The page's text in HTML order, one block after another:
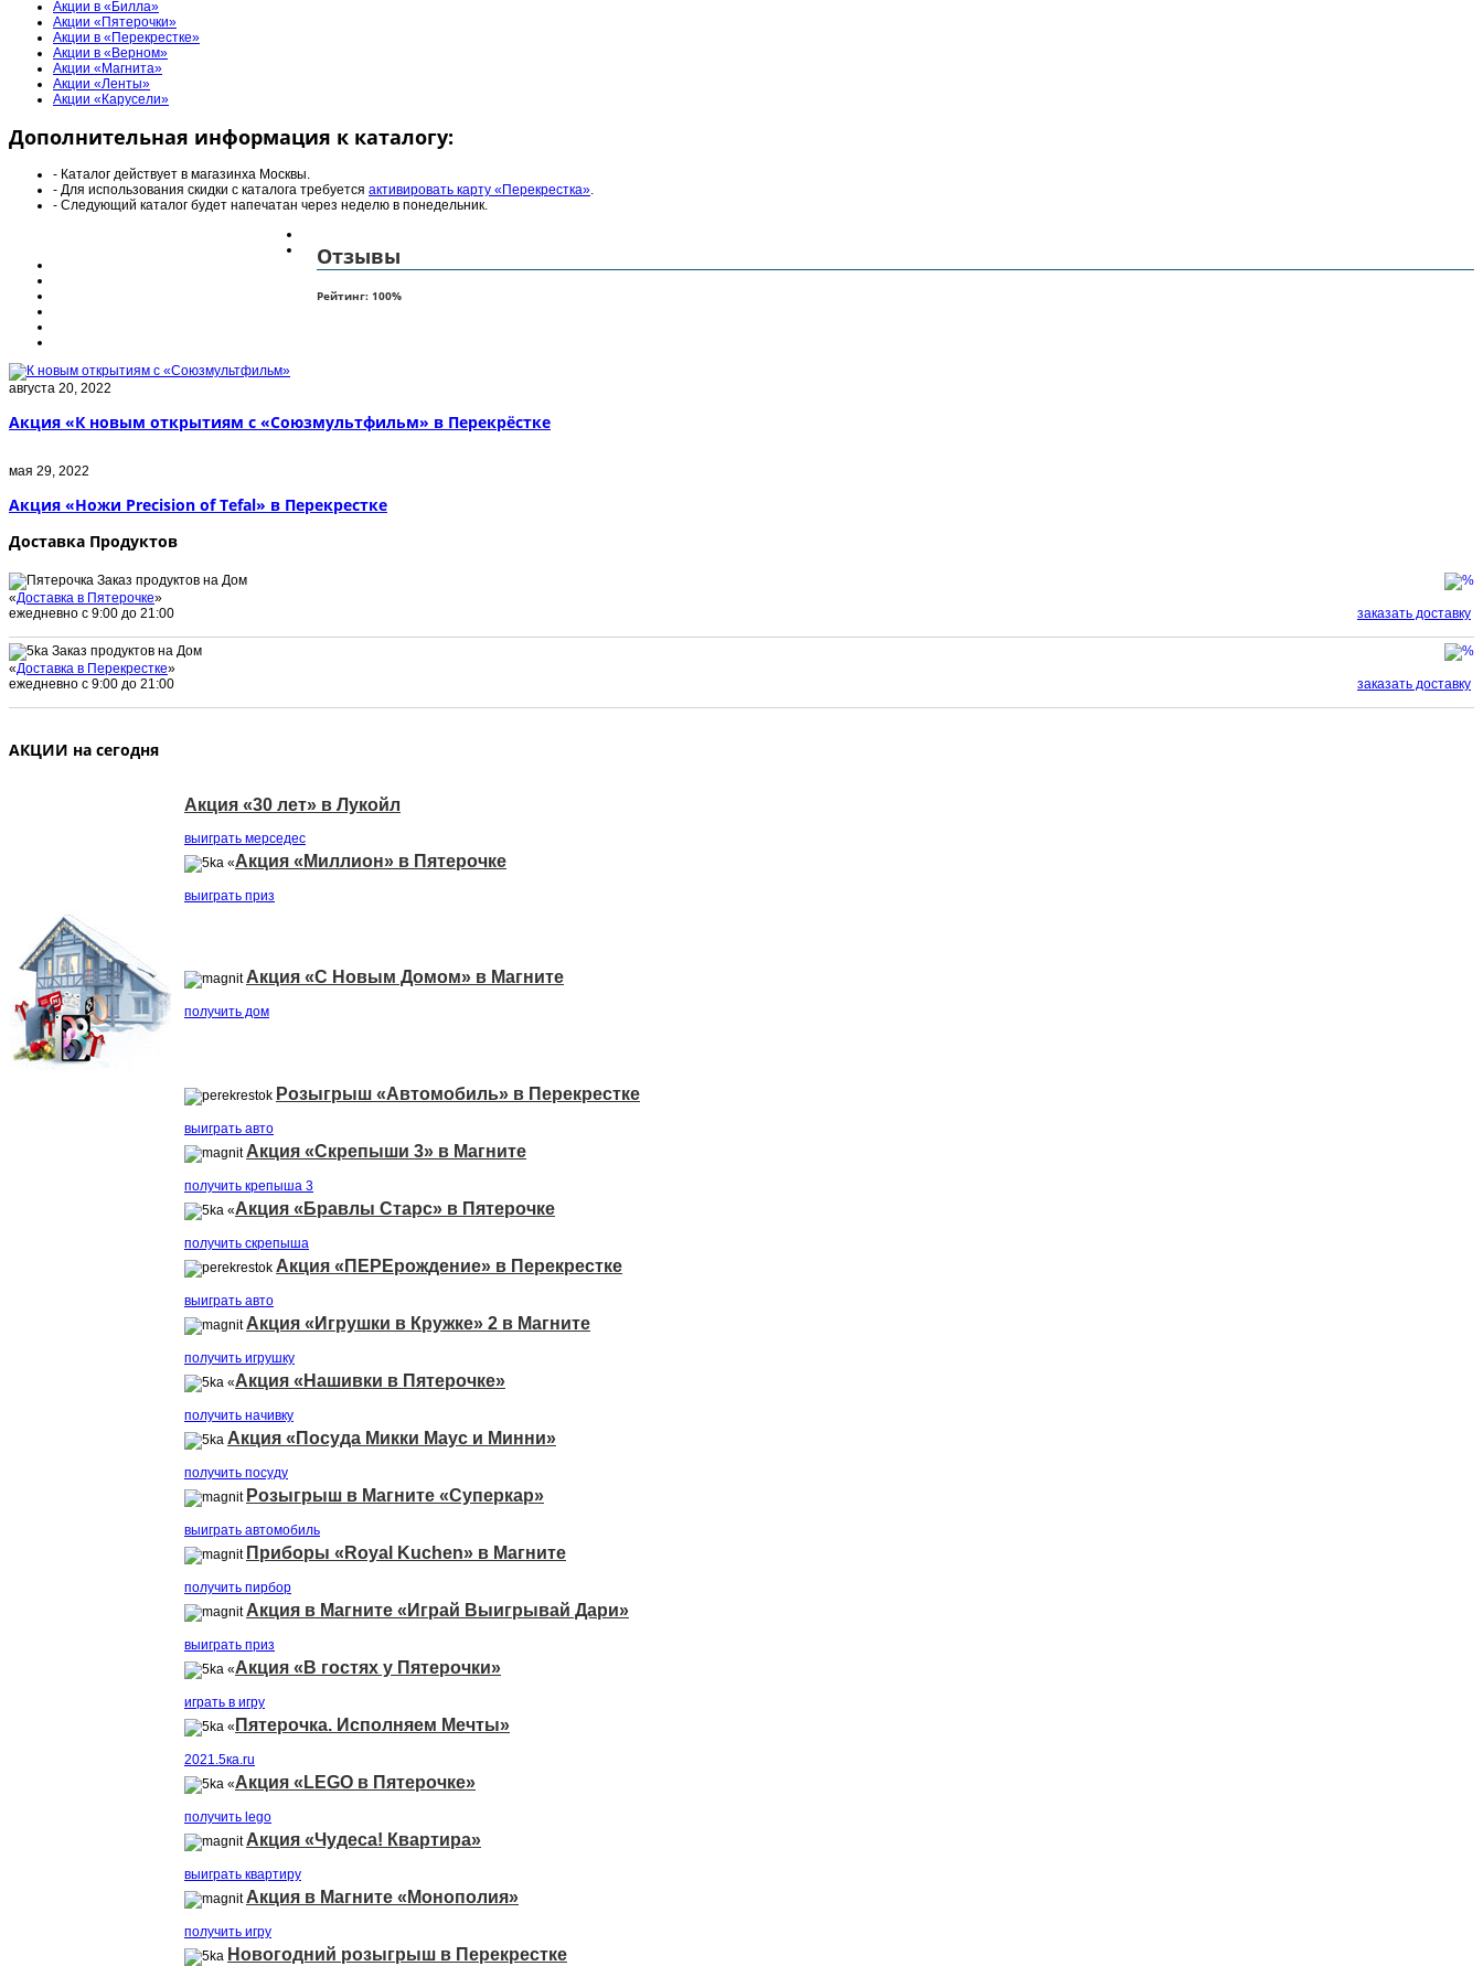
Акции в «Билла»
Акции «Пятерочки»
Акции в «Перекрестке»
Акции в «Верном»
Акции «Магнита»
Акции «Ленты»
Акции «Карусели»
Дополнительная информация к каталогу:
- Каталог действует в магазинха Москвы.
- Для использования скидки с каталога требуется активировать карту «Перекрестка».
- Следующий каталог будет напечатан через неделю в понедельник.
Отзывы
Рейтинг: 100%
августа 20, 2022
Акция «К новым открытиям с «Союзмультфильм» в Перекрёстке
мая 29, 2022
Акция «Ножи Precision of Tefal» в Перекрестке
Доставка Продуктов
Заказ продуктов на Дом
«Доставка в Пятерочке»
ежедневно с 9:00 до 21:00
заказать доставку
Заказ продуктов на Дом
«Доставка в Перекрестке»
ежедневно с 9:00 до 21:00
заказать доставку
АКЦИИ на сегодня
Акция «30 лет» в Лукойл
выиграть мерседеc
«Акция «Миллион» в Пятерочке
выиграть приз
Акция «С Новым Домом» в Магните
получить дом
Розыгрыш «Автомобиль» в Перекрестке
выиграть авто
Акция «Скрепыши 3» в Магните
получить крепыша 3
«Акция «Бравлы Старс» в Пятерочке
получить скрепыша
Акция «ПЕРЕрождение» в Перекрестке
выиграть авто
Акция «Игрушки в Кружке» 2 в Магните
получить игрушку
«Акция «Нашивки в Пятерочке»
получить начивку
Акция «Посуда Микки Маус и Минни»
получить посуду
Розыгрыш в Магните «Суперкар»
выиграть автомобиль
Приборы «Royal Kuchen» в Магните
получить пирбор
Акция в Магните «Играй Выигрывай Дари»
выиграть приз
«Акция «В гостях у Пятерочки»
играть в игру
« Пятерочка. Исполняем Мечты»
2021.5ка.ru
«Акция «LEGO в Пятерочке»
получить lego
Акция «Чудеса! Квартира»
выиграть квартиру
Акция в Магните «Монополия»
получить игру
Новогодний розыгрыш в Перекрестке